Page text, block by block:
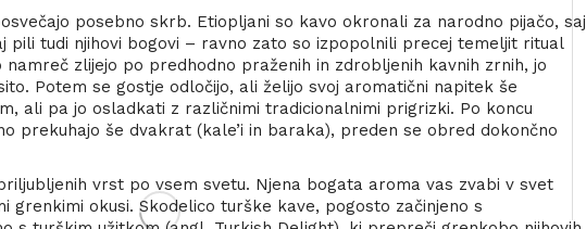
posebno skrb. Etiopljani so kavo okronali za narodno pijačo, saj
pili tudi njihovi bogovi – ravno zato so izpopolnili precej temeljit ritual
zlijejo po predhodno praženih in zdrobljenih kavnih zrnih, jo
Potem se gostje odločijo, ali želijo svoj aromatični napitek še
ali pa jo osladkati z različnimi tradicionalnimi prigrizki. Po koncu
prekuhajo še dvakrat (kale’i in baraka), preden se obred dokončno
vrst po vsem svetu. Njena bogata aroma vas zvabi v svet
grenkimi okusi. Skodelico turške kave, pogosto začinjeno s